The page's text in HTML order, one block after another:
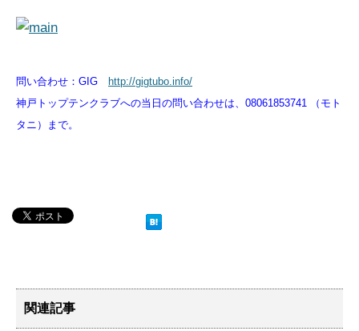
問い合わせ：GIG
http://gigtubo.info/
神戸トップテンクラブへの当日の問い合わせは、08061853741 （モト
タニ）まで。
関連記事